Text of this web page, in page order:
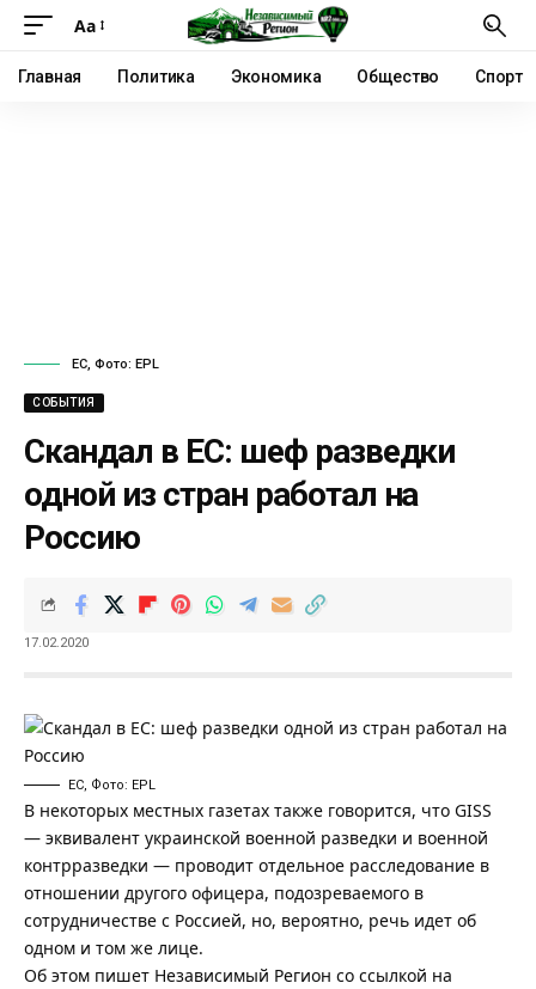
Аа
Главная Политика Экономика Общество Спорт
ЕС, Фото: EPL
СОБЫТИЯ
Скандал в ЕС: шеф разведки
одной из стран работал на
Россию
17.02.2020
ЕС, Фото: EPL
В некоторых местных газетах также говорится, что GISS
— эквивалент украинской военной разведки и военной
контрразведки — проводит отдельное расследование в
отношении другого офицера, подозреваемого в
сотрудничестве с Россией, но, вероятно, речь идет об
одном и том же лице.
Об этом пишет Независимый Регион со ссылкой на